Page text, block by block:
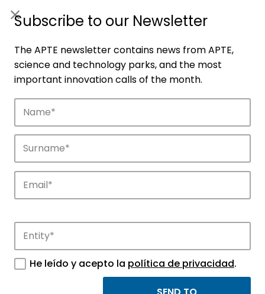
Companies
Discover the companies that drive
Thewick
Subscribe to our Newsletter
The APTE newsletter contains news from APTE,
science and technology parks, and the most
important innovation calls of the month.
He leído y acepto la política de privacidad.